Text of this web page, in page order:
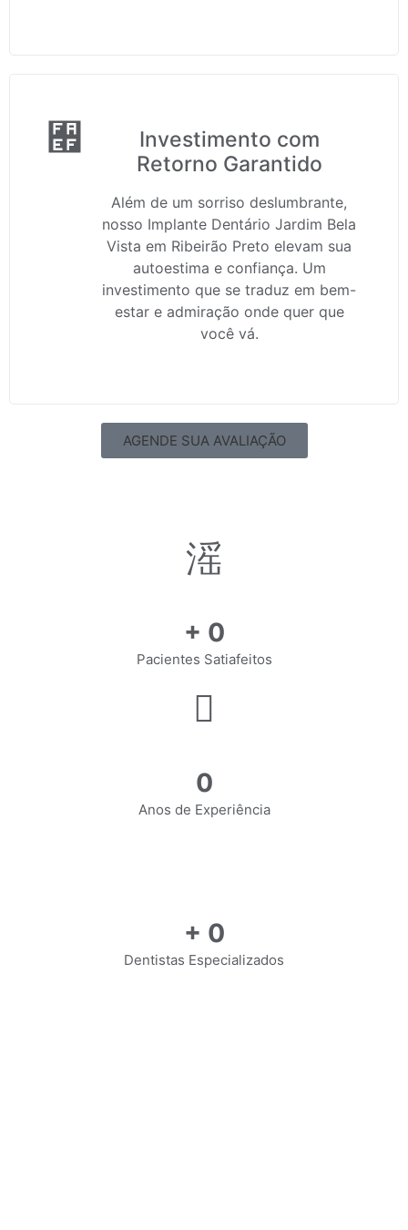
Investimento com
Retorno Garantido
Além de um sorriso deslumbrante,
nosso Implante Dentário Jardim Bela
Vista em Ribeirão Preto elevam sua
autoestima e confiança. Um
investimento que se traduz em bem-
estar e admiração onde quer que
você vá.
AGENDE SUA AVALIAÇÃO
+ 0
Pacientes Satiafeitos
0
Anos de Experiência
+ 0
Dentistas Especializados